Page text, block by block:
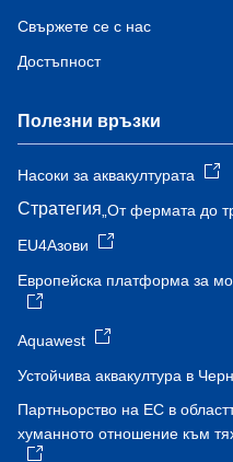
Свържете се с нас
Достъпност
Полезни връзки
Насоки за аквакултурата
Стратегия „От фермата до
EU4Азови
Европейска платформа за
Aquawest
Устойчива аквакултура в
Партньорство на ЕС в
хуманното отношение към